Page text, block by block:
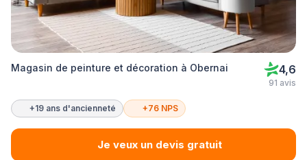
Magasin de peinture et décoration à Obernai 4,6
91 avis
+19 ans d'ancienneté +76 NPS
Je veux un devis gratuit